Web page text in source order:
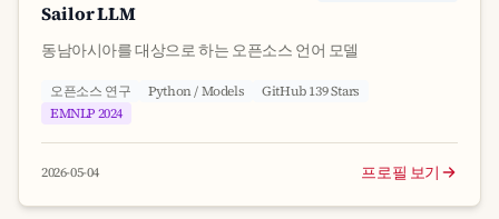
Sailor LLM
동남아시아를 대상으로 하는 오픈소스 언어 모델
오픈소스 연구 Python / Models
GitHub 139 Stars
EMNLP 2024
2026-05-04 프로필 보기